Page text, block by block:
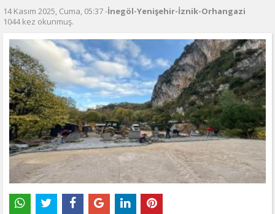
14 Kasım 2025, Cuma, 05:37 -İnegöl-Yenişehir-İznik-Orhangazi
1044 kez okunmuş.